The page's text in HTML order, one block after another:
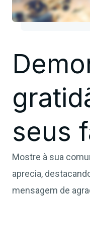
seus
Mostre à sua
aprecia,
mensagem de